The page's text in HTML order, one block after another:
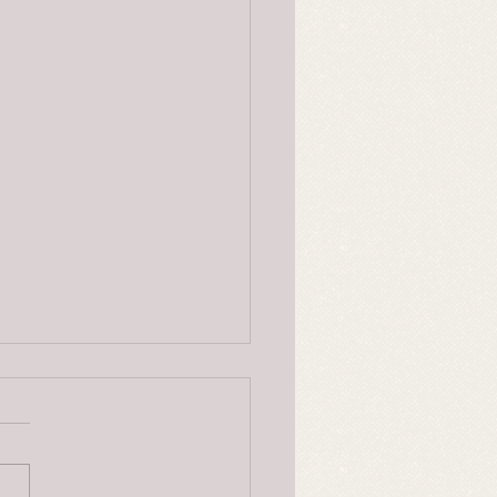
og alvekvinna, 2.